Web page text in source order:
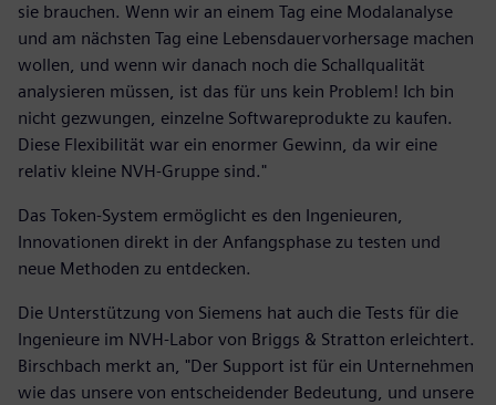
sie brauchen. Wenn wir an einem Tag eine Modalanalyse
und am nächsten Tag eine Lebensdauervorhersage machen
wollen, und wenn wir danach noch die Schallqualität
analysieren müssen, ist das für uns kein Problem! Ich bin
nicht gezwungen, einzelne Softwareprodukte zu kaufen.
Diese Flexibilität war ein enormer Gewinn, da wir eine
relativ kleine NVH-Gruppe sind."
Das Token-System ermöglicht es den Ingenieuren,
Innovationen direkt in der Anfangsphase zu testen und
neue Methoden zu entdecken.
Die Unterstützung von Siemens hat auch die Tests für die
Ingenieure im NVH-Labor von Briggs & Stratton erleichtert.
Birschbach merkt an, "Der Support ist für ein Unternehmen
wie das unsere von entscheidender Bedeutung, und unsere